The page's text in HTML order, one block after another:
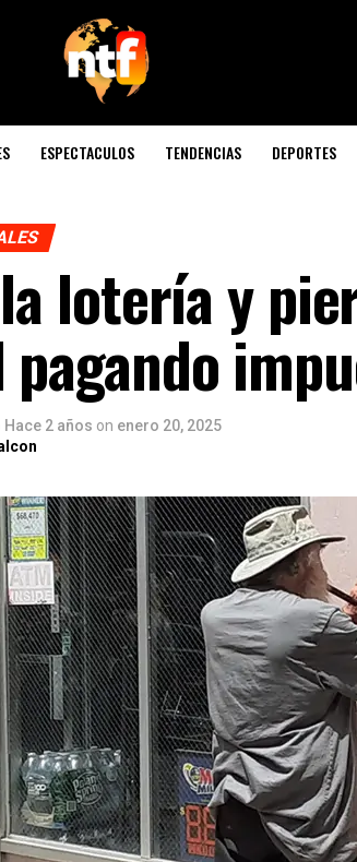
ESPECTACULOS TENDENCIAS DEPORTES
lotería y
Hace 2 años on enero 20, 2025